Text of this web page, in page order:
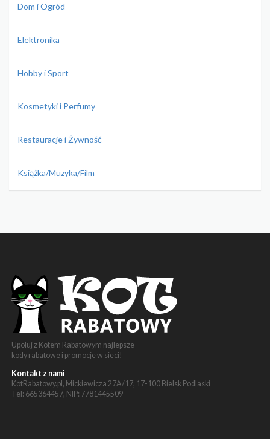
Dom i Ogród
Elektronika
Hobby i Sport
Kosmetyki i Perfumy
Restauracje i Żywność
Książka/Muzyka/Film
Upoluj z Kotem Rabatowym najlepsze
kody rabatowe i promocje w sieci!
Kontakt z nami
KotRabatowy.pl, Mickiewicza 27A/17, 17-100 Bielsk Podlaski
Tel: 665364457, NIP: 7781445509